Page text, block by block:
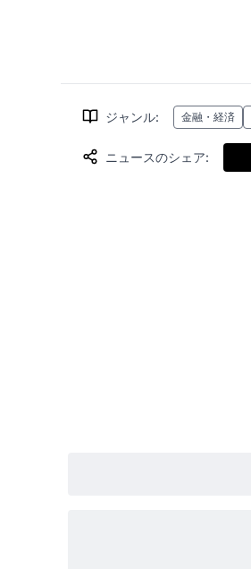
ジャンル: 金融・経済
ニュースのシェア: